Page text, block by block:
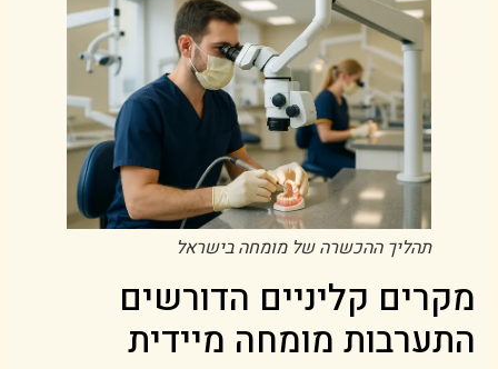
תהליך ההכשרה של מומחה בישראל
מקרים קליניים הדורשים
התערבות מומחה מיידית